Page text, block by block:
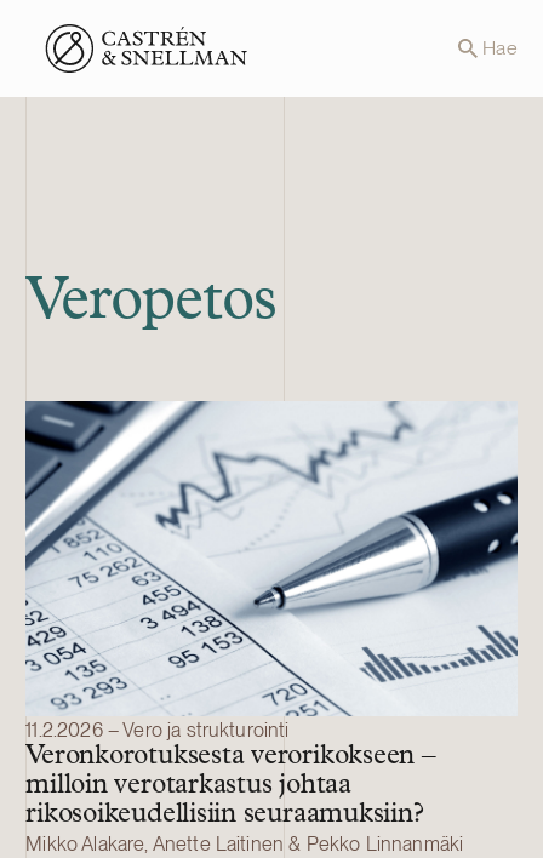
Front page Hae
Veropetos
11.2.2026 – Vero ja strukturointi
Veronkorotuksesta verorikokseen –
milloin verotarkastus johtaa
rikosoikeudellisiin seuraamuksiin?
Mikko Alakare, Anette Laitinen & Pekko Linnanmäki